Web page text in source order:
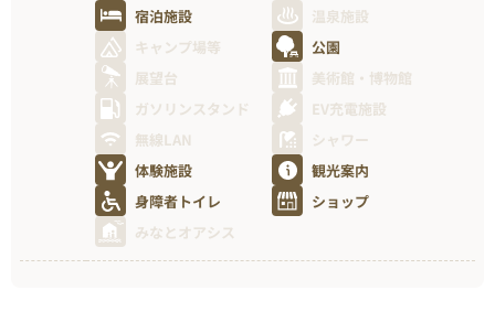
宿泊施設
温泉施設
キャンプ場等
公園
展望台
美術館・博物館
ガソリンスタンド
EV充電施設
無線LAN
シャワー
体験施設
観光案内
身障者トイレ
ショップ
みなとオアシス